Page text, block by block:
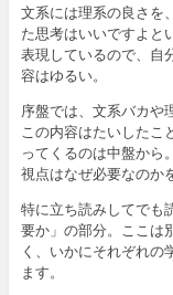
文系には理系の良さを
た思考はいいですよと
表現しているので、自
容はゆるい。
序盤では、文系バカや
この内容はたいしたこ
ってくるのは中盤から
視点はなぜ必要なのか
特に立ち読みしてでも
要か」の部分。ここは
く、いかにそれぞれの
ます。